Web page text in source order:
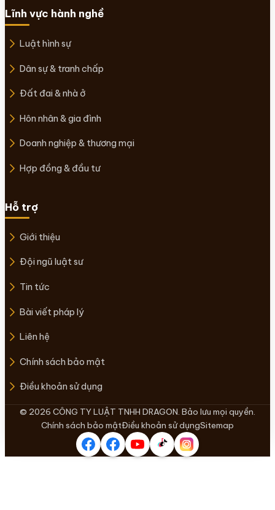
Lĩnh vực hành nghề
Luật hình sự
Dân sự & tranh chấp
Đất đai & nhà ở
Hôn nhân & gia đình
Doanh nghiệp & thương mại
Hợp đồng & đầu tư
Hỗ trợ
Giới thiệu
Đội ngũ luật sư
Tin tức
Bài viết pháp lý
Liên hệ
Chính sách bảo mật
Điều khoản sử dụng
© 2026 CÔNG TY LUẬT TNHH DRAGON. Bảo lưu mọi quyền.
Chính sách bảo mậtĐiều khoản sử dụngSitemap